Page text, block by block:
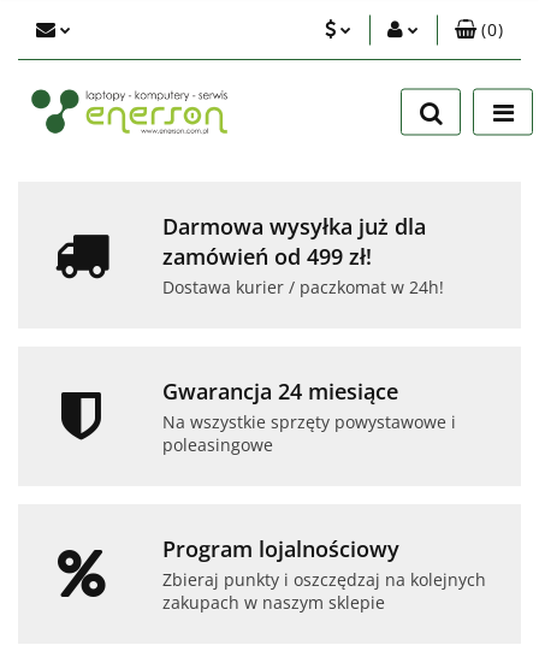
Zaloguj się
Zarejestruj się
(0)
Darmowa wysyłka już dla
zamówień od 499 zł!
Dostawa kurier / paczkomat w 24h!
Gwarancja 24 miesiące
Na wszystkie sprzęty powystawowe i
poleasingowe
Program lojalnościowy
Zbieraj punkty i oszczędzaj na kolejnych
zakupach w naszym sklepie